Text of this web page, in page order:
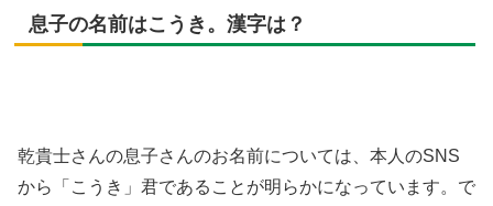
息子の名前はこうき。漢字は？
乾貴士さんの息子さんのお名前については、本人のSNS
から「こうき」君であることが明らかになっています。で